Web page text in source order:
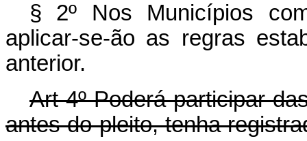
§ 2º Nos Municípios
aplicar-se-ão as regras
anterior.
Art 4º Poderá participar
antes do pleito, tenha